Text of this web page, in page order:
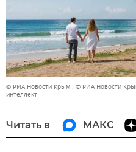
© РИА Новости Крым . © РИА Новости
интеллект
Читать в МАКС